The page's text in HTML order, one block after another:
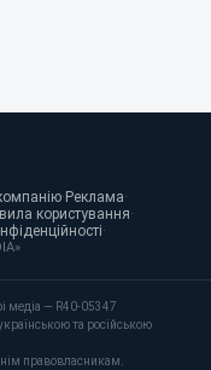
·Реклама·
користування·
·
медіа — R40-05347
та російською
правовласникам.